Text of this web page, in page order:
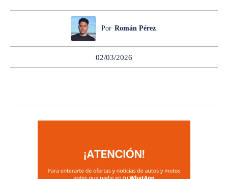
Por Román Pérez
02/03/2026